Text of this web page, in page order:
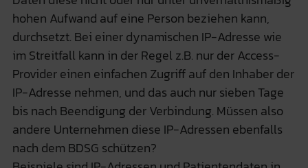
hohen Aufwand auf eine Person beziehen kann,
durchsetzt. Bei einer dynamischen IP-Adresse wie
im Streitfall kann in der Regel z.B. nur der Access-
Provider einen einfachen Zugriff auf den Inhaber der
IP-Adresse nehmen, und das auch nur sieben Tage
bis nach Beendigung der Verbindung. Müssen also
andere Unternehmen diese IP-Adressen ebenfalls
nach dem BDSG schützen?